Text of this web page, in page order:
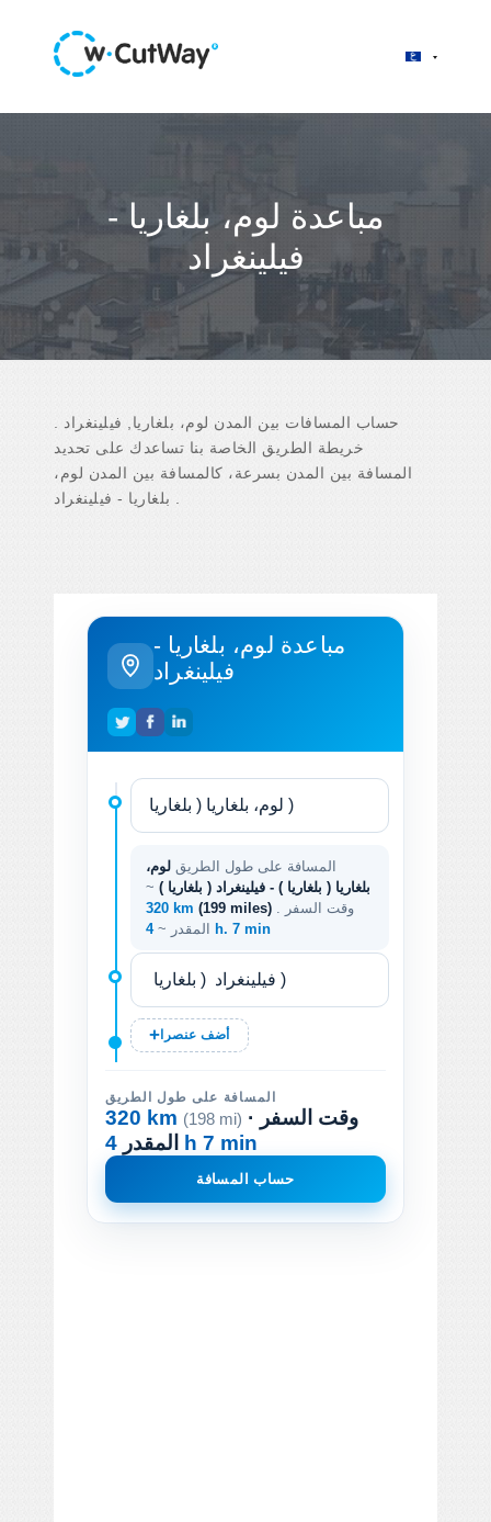
مباعدة لوم، بلغاريا -
فيلينغراد
حساب المسافات بين المدن لوم، بلغاريا, فيلينغراد .
خريطة الطريق الخاصة بنا تساعدك على تحديد
المسافة بين المدن بسرعة، كالمسافة بين المدن لوم،
مباعدة لوم، بلغاريا -
فيلينغراد
المسافة على طول الطريق لوم،
بلغاريا ( بلغاريا ) - فيلينغراد ( بلغاريا ) ~
320 km (199 miles)
المقدر ~ 4 h. 7 min
أضف عنصرا
المسافة على طول الطريق
320 km (198 mi) · وقت السفر
المقدر 4 h 7 min
حساب المسافة